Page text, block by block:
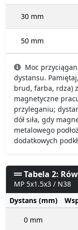
30 mm
50 mm
Moc
dystansu.
brud, farba, rdza)
magnetyczne
przyleganiu;
dół siła, gdy
metalowego
dodatkowych
Tabela 2:
MP 5x1.5x3 / N38
Dystans (mm)
0 mm